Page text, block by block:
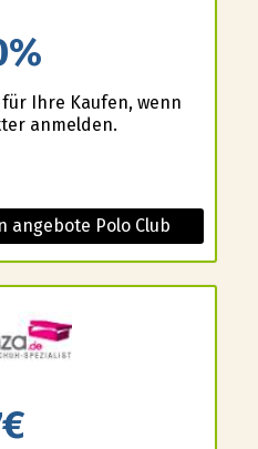
Ihre Kaufen, wenn
anmelden.
angebote Polo Club